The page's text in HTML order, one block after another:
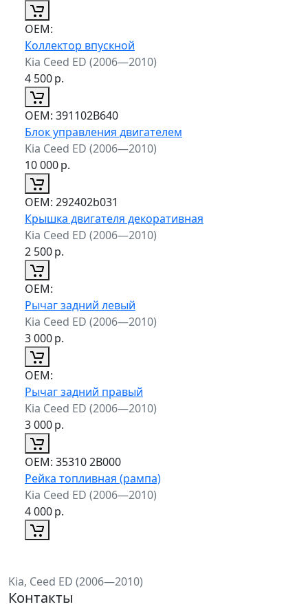
ОЕМ:
Коллектор впускной
Kia Ceed ED (2006—2010)
4 500р.
ОЕМ: 391102B640
Блок управления двигателем
Kia Ceed ED (2006—2010)
10 000р.
ОЕМ: 292402b031
Крышка двигателя декоративная
Kia Ceed ED (2006—2010)
2 500р.
ОЕМ:
Рычаг задний левый
Kia Ceed ED (2006—2010)
3 000р.
ОЕМ:
Рычаг задний правый
Kia Ceed ED (2006—2010)
3 000р.
ОЕМ: 35310 2B000
Рейка топливная (рампа)
Kia Ceed ED (2006—2010)
4 000р.
Kia, Ceed ED (2006—2010)
Контакты